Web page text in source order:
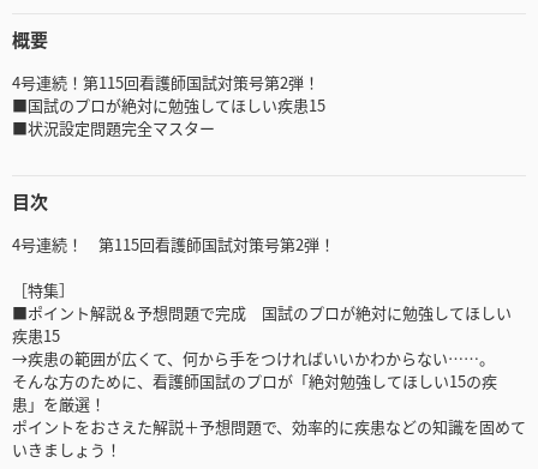
概要
4号連続！第115回看護師国試対策号第2弾！
■国試のプロが絶対に勉強してほしい疾患15
■状況設定問題完全マスター
目次
4号連続！ 第115回看護師国試対策号第2弾！
［特集］
■ポイント解説＆予想問題で完成 国試のプロが絶対に勉強してほしい
疾患15
→疾患の範囲が広くて、何から手をつければいいかわからない……。
そんな方のために、看護師国試のプロが「絶対勉強してほしい15の疾
患」を厳選！
ポイントをおさえた解説＋予想問題で、効率的に疾患などの知識を固めて
いきましょう！